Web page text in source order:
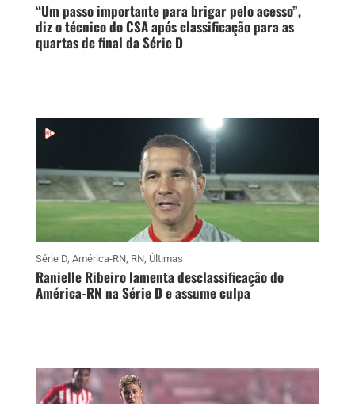
“Um passo importante para brigar pelo acesso”,
diz o técnico do CSA após classificação para as
quartas de final da Série D
Série D, América-RN, RN, Últimas
Ranielle Ribeiro lamenta desclassificação do
América-RN na Série D e assume culpa